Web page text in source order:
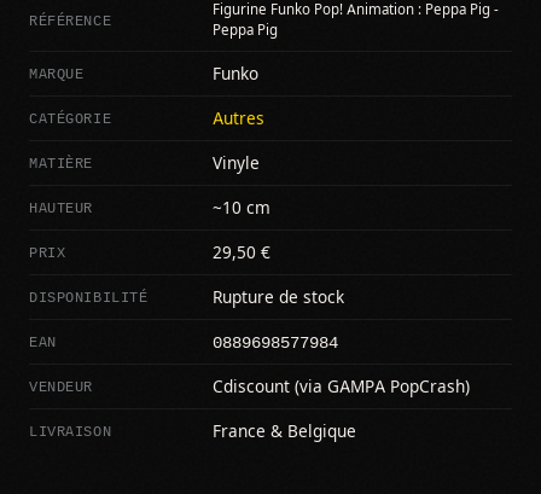
RÉFÉRENCE
Figurine Funko Pop! Animation : Peppa Pig -
Peppa Pig
MARQUE Funko
CATÉGORIE Autres
MATIÈRE Vinyle
HAUTEUR ~10 cm
PRIX 29,50 €
DISPONIBILITÉ Rupture de stock
EAN 0889698577984
VENDEUR Cdiscount (via GAMPA PopCrash)
LIVRAISON France & Belgique